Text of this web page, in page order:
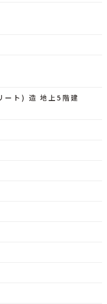
ート) 造 地上5階建